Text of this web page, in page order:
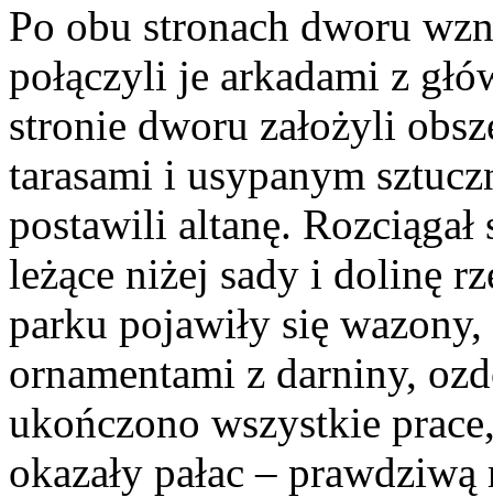
Po obu stronach dworu
połączyli je arkadami z
stronie dworu założyli
tarasami i usypanym
postawili altanę.
leżące niżej sady i dolinę
parku pojawiły się
ornamentami z darniny,
ukończono wszystkie
okazały pałac –